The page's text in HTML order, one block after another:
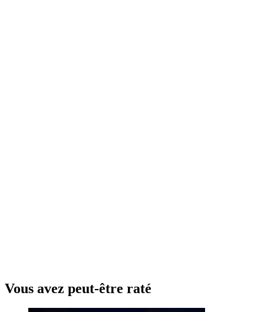
Vous avez peut-être raté